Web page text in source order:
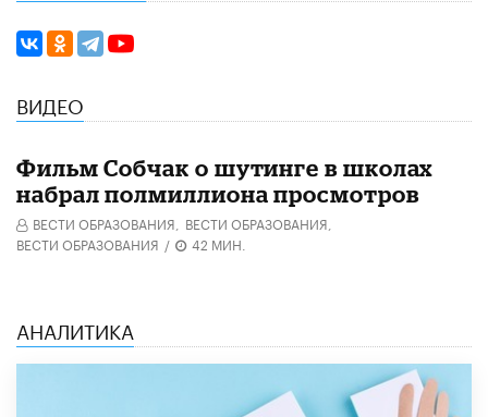
ВИДЕО
Фильм Собчак о шутинге в школах
набрал полмиллиона просмотров
ВЕСТИ ОБРАЗОВАНИЯ, ВЕСТИ ОБРАЗОВАНИЯ,
ВЕСТИ ОБРАЗОВАНИЯ / 42 МИН.
АНАЛИТИКА